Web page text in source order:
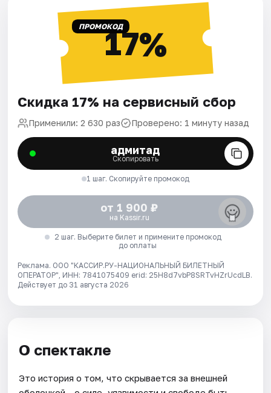
ПРОМОКОД17%
Скидка 17% на сервисный сбор
Применили: 2 630 раз Проверено: 1 минуту назад
адмитад
Скопировать
1 шаг. Скопируйте промокод
от 1 900 ₽
на Kassir.ru
2 шаг. Выберите билет и примените промокод
до оплаты
Реклама. ООО "КАССИР.РУ-НАЦИОНАЛЬНЫЙ БИЛЕТНЫЙ
ОПЕРАТОР", ИНН: 7841075409 erid: 25H8d7vbP8SRTvHZrUcdLB.
Действует до 31 августа 2026
О спектакле
Это история о том, что скрывается за внешней